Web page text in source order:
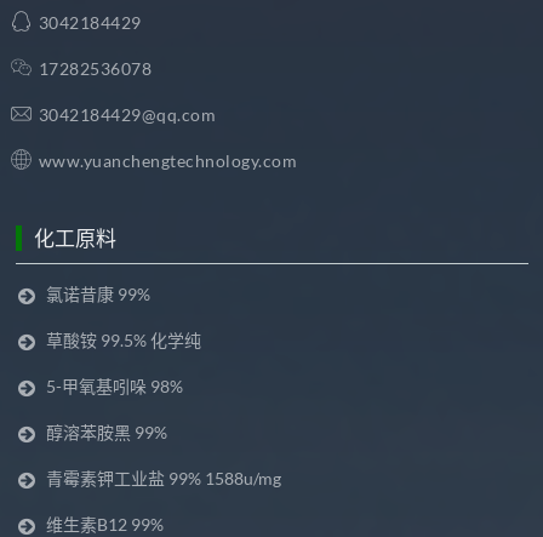
3042184429
17282536078
3042184429@qq.com
www.yuanchengtechnology.com
化工原料
氯诺昔康 99%
草酸铵 99.5% 化学纯
5-甲氧基吲哚 98%
醇溶苯胺黑 99%
青霉素钾工业盐 99% 1588u/mg
维生素B12 99%